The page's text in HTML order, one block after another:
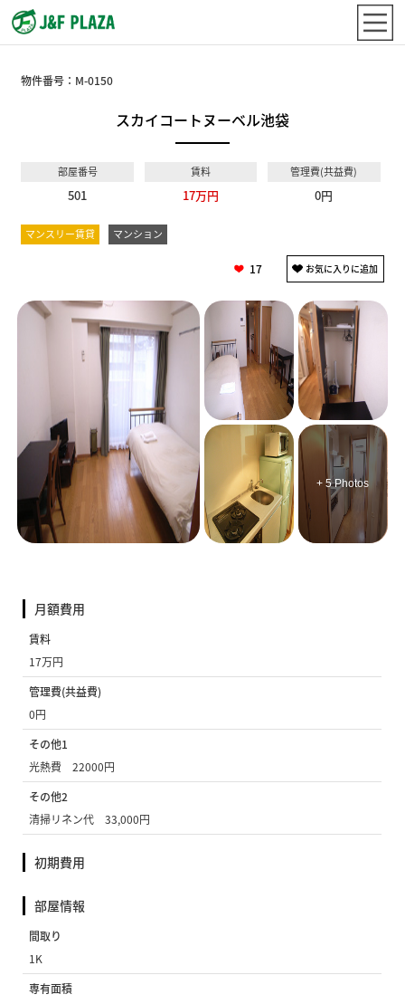
物件番号： M-0150
スカイコートヌーベル池袋
部屋番号
501
賃料
17万円
管理費(共益費)
0円
マンスリー賃貸 マンション
17
+ 5 Photos
月額費用
賃料
17万円
管理費(共益費)
0円
その他1
光熱費 22000円
その他2
清掃リネン代 33,000円
初期費用
部屋情報
間取り
1K
専有面積